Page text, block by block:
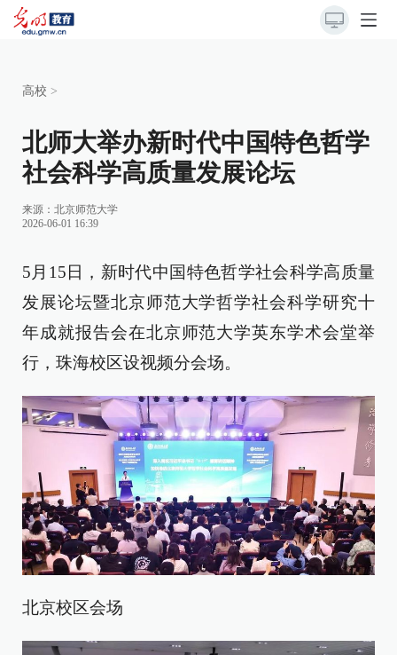
高校 >
北师大举办新时代中国特色哲学
社会科学高质量发展论坛
来源： 北京师范大学
2026-06-01 16:39
5月15日，新时代中国特色哲学社会科学高质量
发展论坛暨北京师范大学哲学社会科学研究十
年成就报告会在北京师范大学英东学术会堂举
行，珠海校区设视频分会场。
北京校区会场